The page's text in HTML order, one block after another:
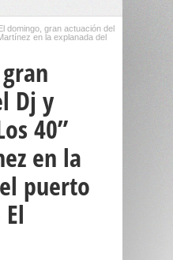
domingo, gran actuación del
en la explanada del
Dj y
40”
en la
puerto